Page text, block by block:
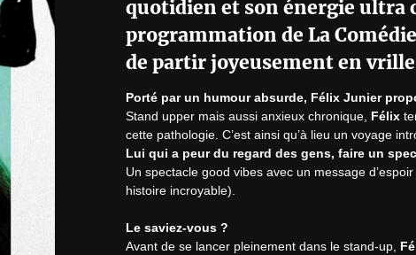
quotidien et son énergie ultra
programmation de La
de partir joyeusement en
Porté par un humour absurde, Félix Junier
Stand upper mais aussi anxieux chronique, Félix
Lui qui a peur du regard des gens, faire un
Un spectacle good vibes avec un message
histoire incroyable).
Le saviez-vous ?
Avant de se lancer pleinement dans le stand-up,